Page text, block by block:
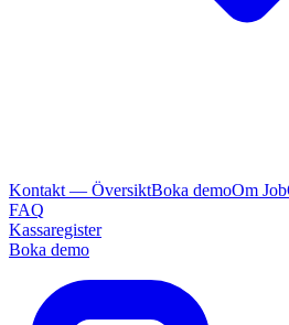
Kontakt — ÖversiktBoka demoOm
FAQ
Kassaregister
Boka demo